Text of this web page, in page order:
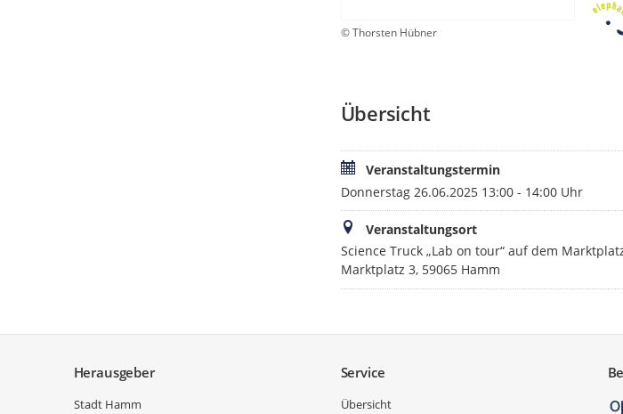
© Thorsten Hübner
Übersicht
Veranstaltungstermin
Donnerstag 26.06.2025 13:00 - 14:00 Uhr
Veranstaltungsort
Science Truck „Lab on tour“ auf dem
Marktplatz 3, 59065 Hamm
Herausgeber
Stadt Hamm
Service
Übersicht